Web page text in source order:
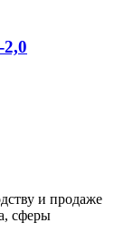
и продаже
сферы